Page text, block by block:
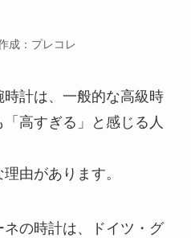
成：プレコレ
計は、一般的な高級時
高すぎる」と感じる人
由があります。
の時計は、ドイツ・グ